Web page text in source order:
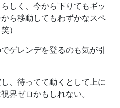
しく、今から下りてもギッ
ら移動してもわずかなスペ
）
ゲレンデを登るのも気が引
、待ってて動くとして上に
界ゼロかもしれない。